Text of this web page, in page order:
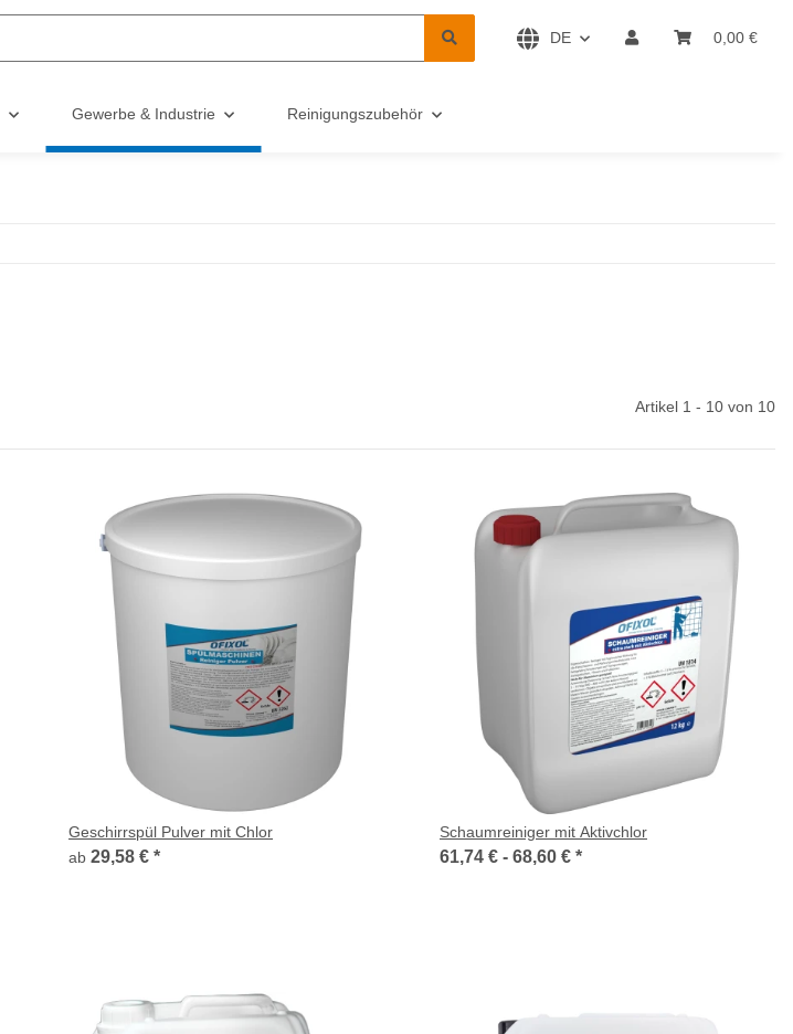
DE 0,00 €
Gewerbe & Industrie Reinigungszubehör
Artikel 1 - 10 von 10
Geschirrspül Pulver mit Chlor
ab 29,58 € *
Schaumreiniger mit Aktivchlor
61,74 € - 68,60 € *